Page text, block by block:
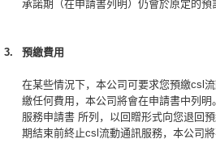
承諾期（在申請書列明）仍會於原定的預
3. 預繳費用
在某些情況下，本公司可要求您預繳csl
繳任何費用，本公司將會在申請書中列
服務申請書 所列，以回贈形式向您退回
期結束前終止csl流動通訊服務，本公司將